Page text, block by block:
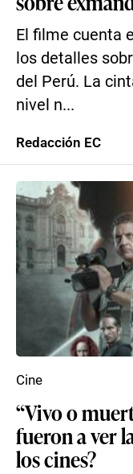
El filme cuenta
los detalles
del Perú. La
nivel n...
Redacción EC
“Vivo o
fueron a ver
los cines?
Cine